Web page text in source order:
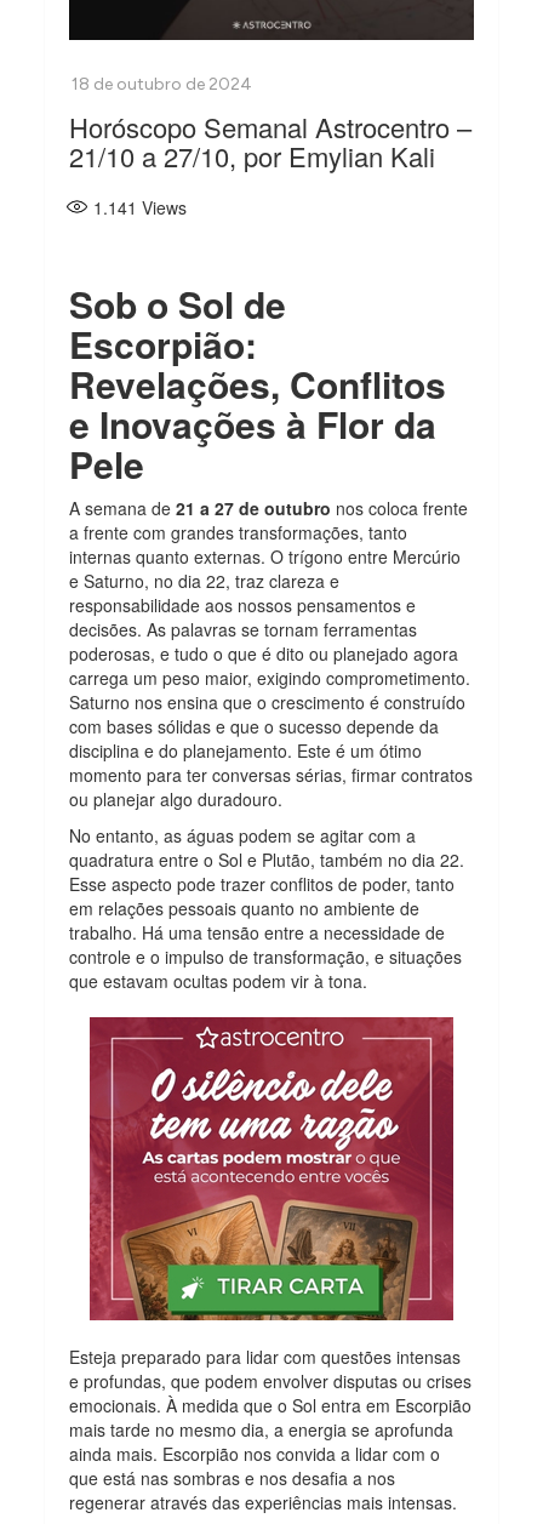
Horóscopo Semanal Astrocentro –
21/10 a 27/10, por Emylian Kali
1.141 Views
Sob o Sol de
Escorpião:
Revelações, Conflitos
e Inovações à Flor da
Pele
A semana de 21 a 27 de outubro nos coloca frente
a frente com grandes transformações, tanto
internas quanto externas. O trígono entre Mercúrio
e Saturno, no dia 22, traz clareza e
responsabilidade aos nossos pensamentos e
decisões. As palavras se tornam ferramentas
poderosas, e tudo o que é dito ou planejado agora
carrega um peso maior, exigindo comprometimento.
Saturno nos ensina que o crescimento é construído
com bases sólidas e que o sucesso depende da
disciplina e do planejamento. Este é um ótimo
momento para ter conversas sérias, firmar contratos
ou planejar algo duradouro.
No entanto, as águas podem se agitar com a
quadratura entre o Sol e Plutão, também no dia 22.
Esse aspecto pode trazer conflitos de poder, tanto
em relações pessoais quanto no ambiente de
trabalho. Há uma tensão entre a necessidade de
controle e o impulso de transformação, e situações
que estavam ocultas podem vir à tona.
Esteja preparado para lidar com questões intensas
e profundas, que podem envolver disputas ou crises
emocionais. À medida que o Sol entra em Escorpião
mais tarde no mesmo dia, a energia se aprofunda
ainda mais. Escorpião nos convida a lidar com o
que está nas sombras e nos desafia a nos
regenerar através das experiências mais intensas.